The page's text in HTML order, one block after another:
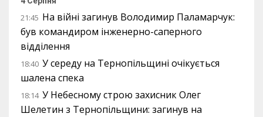
21:45 На війні загинув Володимир Паламарчук:
був командиром інженерно-саперного
відділення
18:40 У середу на Тернопільщині очікується
шалена спека
18:14 У Небесному строю захисник Олег
Шелетин з Тернопільщини: загинув на